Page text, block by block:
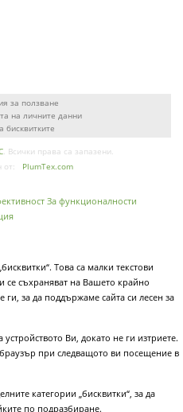
за ползване
на личните данни
бисквитките
. Всички права са запазени.
от:
PlumTex.com
За функционалности
Това са малки текстови
се съхраняват на Вашето крайно
ги, за да поддържаме сайта си лесен за
Ви, докато не ги изтриете.
при следващото ви посещение в
категории „бисквитки“, за да
по подразбиране.